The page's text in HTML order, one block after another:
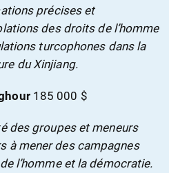
précises et
des droits de l’homme
turcophones dans la
du Xinjiang.
185 000 $
des groupes et meneurs
à mener des campagnes
l’homme et la démocratie.